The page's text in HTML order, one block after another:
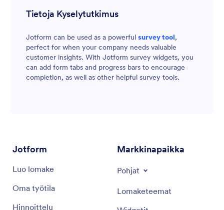
Tietoja Kyselytutkimus
Jotform can be used as a powerful survey tool,
perfect for when your company needs valuable
customer insights. With Jotform survey widgets, you
can add form tabs and progress bars to encourage
completion, as well as other helpful survey tools.
Jotform
Luo lomake
Oma työtila
Hinnoittelu
Markkinapaikka
Pohjat
Lomaketeemat